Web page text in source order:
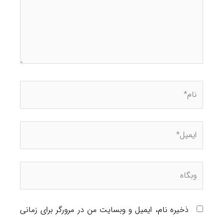
دریافت قیمت .
ذخیره نام، ایمیل و وبسایت من در مرورگر برای زمانی